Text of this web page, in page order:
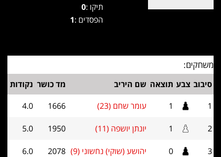
תיקו :0
הפסדים :1
משחקים:
סיבוב צבע תוצאה שם היריב מד כושר נקודות
1
1 עומר שחם (23) 1666
4.0
2
1 יונתן יושפה (11) 1950
5.0
3
0 יהושע (שוקי) נחשוני (9) 2078
6.0